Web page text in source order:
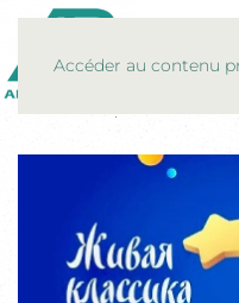
Accéder au contenu